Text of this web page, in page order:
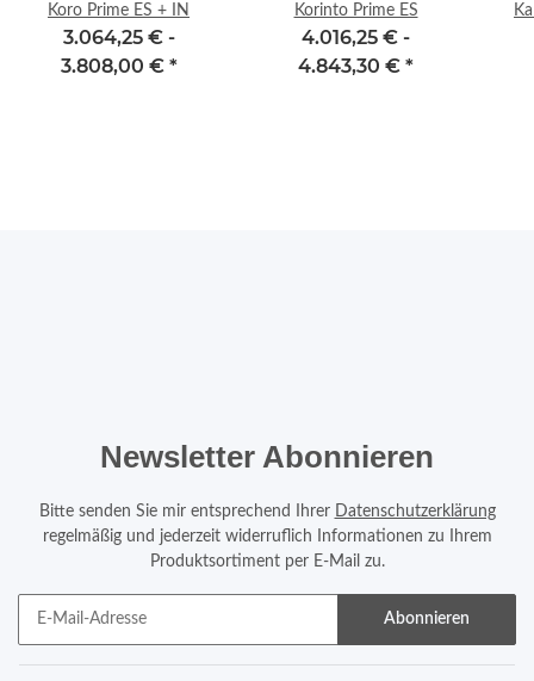
Koro Prime ES + IN
3.064,25 € -
3.808,00 € *
Korinto Prime ES
4.016,25 € -
4.843,30 € *
Newsletter Abonnieren
Bitte senden Sie mir entsprechend Ihrer
Datenschutzerklärung
regelmäßig und jederzeit widerruflich Informationen zu Ihrem
Produktsortiment per E-Mail zu.
Abonnieren